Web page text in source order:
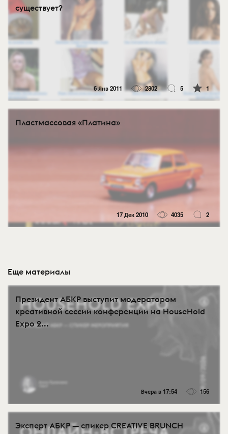
существует?
6 Янв 2011 2802 5 1
Пластмассовая «Платина»
17 Дек 2010 4035 2
Еще материалы
Президент АБКР выступит модератором
креативной сессии конференции на HouseHold
Expo 2...
Вчера в 17:54 156
Эксперт АБКР — спикер CREATIVE BRUNCH